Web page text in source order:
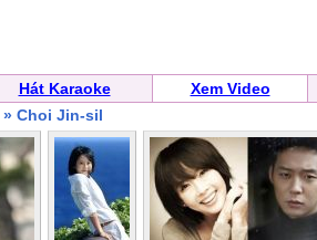
Hát Karaoke Xem Video
» Choi Jin-sil